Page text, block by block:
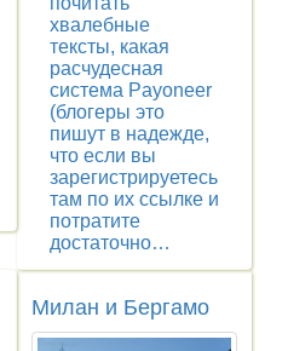
хвалебные
тексты, какая
расчудесная
система Payoneer
(блогеры это
пишут в надежде,
что если вы
зарегистрируетесь
там по их ссылке и
потратите
достаточно…
Милан и Бергамо